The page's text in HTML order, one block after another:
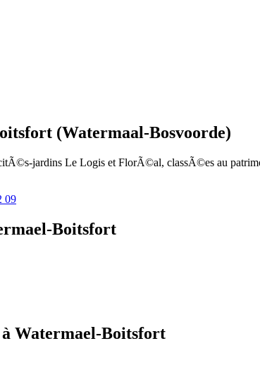
(Watermaal-Bosvoorde)
jardins Le Logis et FlorÃ©al, classÃ©es au
09
Boitsfort
Watermael-Boitsfort